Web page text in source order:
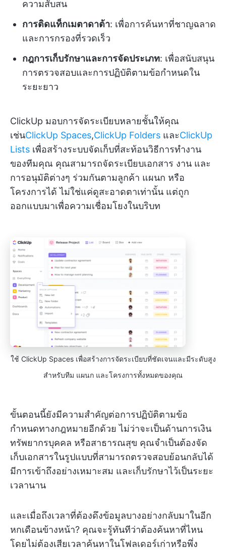
ความสับสน
การติดแท็กเมตาดาต้า: เพื่อการค้นหาที่ชาญฉลาด
และการกรองที่รวดเร็ว
กฎการเก็บรักษาและการจัดประเภท: เพื่อสนับสนุน
การตรวจสอบและการปฏิบัติตามข้อกำหนดใน
ระยะยาว
ClickUp มอบการจัดระเบียบหลายชั้นให้คุณ
เช่นClickUp Spaces,ClickUp Folders และClickUp
Lists เพื่อสร้างระบบจัดเก็บที่สะท้อนวิธีการทำงาน
ของทีมคุณ คุณสามารถจัดระเบียบเอกสาร งาน และ
การอนุมัติต่างๆ ร่วมกันตามลูกค้า แผนก หรือ
โครงการได้ ไม่ใช่แค่ดูสะอาดตาเท่านั้น แต่ถูก
ออกแบบมาเพื่อความเชื่อมโยงในบริบท
ใช้ ClickUp Spaces เพื่อสร้างการจัดระเบียบที่ชัดเจนและมีระดับสูง
สำหรับทีม แผนก และโครงการทั้งหมดของคุณ
ขั้นตอนนี้ยังมีความสำคัญต่อการปฏิบัติตามข้อ
กำหนดทางกฎหมายอีกด้วย ไม่ว่าจะเป็นด้านการเงิน
ทรัพยากรบุคคล หรือสาธารณสุข คุณจำเป็นต้องจัด
เก็บเอกสารในรูปแบบที่สามารถตรวจสอบย้อนกลับได้
มีการเข้าถึงอย่างเหมาะสม และเก็บรักษาไว้เป็นระยะ
เวลานาน
และเมื่อถึงเวลาที่ต้องดึงข้อมูลบางอย่างกลับมาในอีก
หกเดือนข้างหน้า? คุณจะรู้ทันทีว่าต้องค้นหาที่ไหน
โดยไม่ต้องเสียเวลาค้นหาในโฟลเดอร์เก่าหรือพึ่ง